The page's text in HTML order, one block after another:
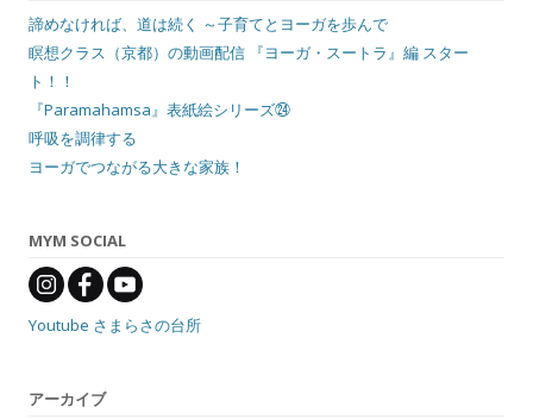
諦めなければ、道は続く ～子育てとヨーガを歩んで
瞑想クラス（京都）の動画配信 『ヨーガ・スートラ』編 スター
ト！！
『Paramahamsa』表紙絵シリーズ㉔
呼吸を調律する
ヨーガでつながる大きな家族！
MYM SOCIAL
Youtube さまらさの台所
アーカイブ